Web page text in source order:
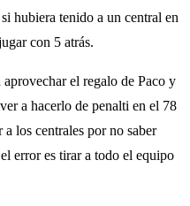
hubiera tenido a un central en
con 5 atrás.
el regalo de Paco y
a hacerlo de penalti en el 78
los centrales por no saber
error es tirar a todo el equipo